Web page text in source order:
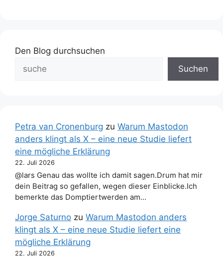
Den Blog durchsuchen
Suchen
Petra van Cronenburg zu Warum Mastodon
anders klingt als X – eine neue Studie liefert
eine mögliche Erklärung
22. Juli 2026
@lars Genau das wollte ich damit sagen.Drum hat mir
dein Beitrag so gefallen, wegen dieser Einblicke.Ich
bemerkte das Domptiertwerden am…
Jorge Saturno zu Warum Mastodon anders
klingt als X – eine neue Studie liefert eine
mögliche Erklärung
22. Juli 2026